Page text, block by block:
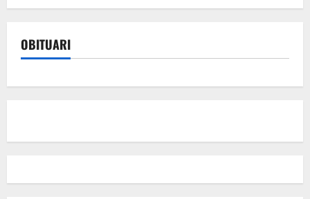
OBITUARI